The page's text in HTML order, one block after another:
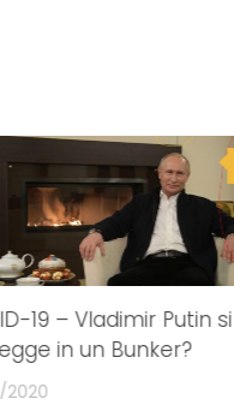
19 – Vladimir Putin si
in un Bunker?
2020